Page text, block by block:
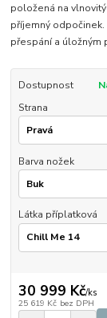
položená na
příjemný
přespání a úložným
Dostupnost
Strana
Barva nožek
Látka příplatková
30 999 Kč/ks
25 619 Kč bez DPH